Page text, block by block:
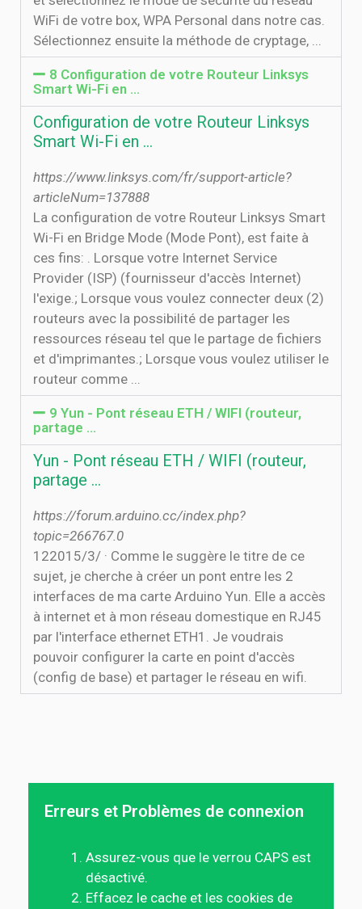
WiFi de votre box, WPA Personal dans notre cas.
Sélectionnez ensuite la méthode de cryptage, ...
8 Configuration de votre Routeur Linksys
Smart Wi-Fi en …
Configuration de votre Routeur Linksys
Smart Wi-Fi en …
https://www.linksys.com/fr/support-article?
articleNum=137888
La configuration de votre Routeur Linksys Smart
Wi-Fi en Bridge Mode (Mode Pont), est faite à
ces fins: . Lorsque votre Internet Service
Provider (ISP) (fournisseur d'accès Internet)
l'exige.; Lorsque vous voulez connecter deux (2)
routeurs avec la possibilité de partager les
ressources réseau tel que le partage de fichiers
et d'imprimantes.; Lorsque vous voulez utiliser le
routeur comme ...
9 Yun - Pont réseau ETH / WIFI (routeur,
partage …
Yun - Pont réseau ETH / WIFI (routeur,
partage …
https://forum.arduino.cc/index.php?
topic=266767.0
12‏‏/3‏‏/2015 · Comme le suggère le titre de ce
sujet, je cherche à créer un pont entre les 2
interfaces de ma carte Arduino Yun. Elle a accès
à internet et à mon réseau domestique en RJ45
par l'interface ethernet ETH1. Je voudrais
pouvoir configurer la carte en point d'accès
(config de base) et partager le réseau en wifi.
Erreurs et Problèmes de connexion
Assurez-vous que le verrou CAPS est
désactivé.
Effacez le cache et les cookies de